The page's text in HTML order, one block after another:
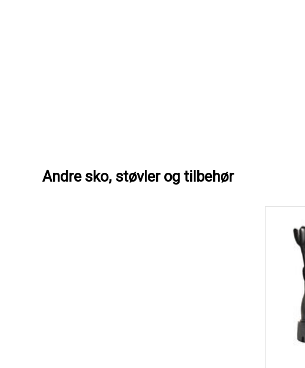
Andre sko, støvler og tilbehør